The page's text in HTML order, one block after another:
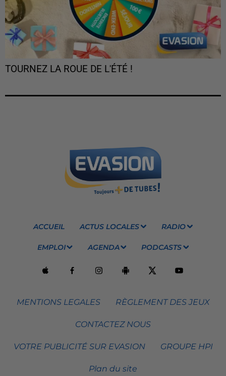
TOURNEZ LA ROUE DE L'ÉTÉ !
ACCUEIL ACTUS LOCALES RADIO
EMPLOI AGENDA PODCASTS
MENTIONS LEGALES RÈGLEMENT DES JEUX
CONTACTEZ NOUS
VOTRE PUBLICITÉ SUR EVASION GROUPE HPI
Plan du site